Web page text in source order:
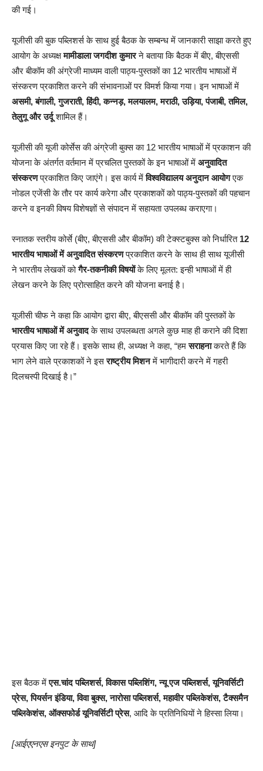
की गई।
यूजीसी की बुक पब्लिशर्स के साथ हुई बैठक के सम्बन्ध में जानकारी साझा करते हुए
आयोग के अध्यक्षमामीडाला जगदीश कुमारने बताया कि बैठक में बीए, बीएससी
और बीकॉम की अंग्रेजी माध्यम वाली पाठ्य-पुस्तकों का 12 भारतीय भाषाओं में
संस्करण प्रकाशित करने की संभावनाओं पर विमर्श किया गया। इन भाषाओं में
असमी, बंगाली, गुजराती, हिंदी, कन्नड़, मलयालम, मराठी, उड़िया, पंजाबी, तमिल,
तेलुगू और उर्दूशामिल हैं।
यूजीसी की यूजी कोर्सेस की अंग्रेजी बुक्स का 12 भारतीय भाषाओं में प्रकाशन की
योजना के अंतर्गत वर्तमान में प्रचलित पुस्तकों के इन भाषाओं में अनुवादित
संस्करणप्रकाशित किए जाएंगे। इस कार्य मेंविश्वविद्यालय अनुदान आयोगएक
नोडल एजेंसी के तौर पर कार्य करेगा और प्रकाशकों को पाठ्य-पुस्तकों की पहचान
करने व इनकी विषय विशेषज्ञों से संपादन में सहायता उपलब्ध कराएगा।
स्नातक स्तरीय कोर्से (बीए, बीएससी और बीकॉम) की टेक्स्टबुक्स को निर्धारित 12
भारतीय भाषाओं में अनुवादित संस्करणप्रकाशित करने के साथ ही साथ यूजीसी
ने भारतीय लेखकों कोगैर-तकनीकी विषयोंके लिए मूलत: इन्ही भाषाओं में ही
लेखन करने के लिए प्रोत्साहित करने की योजना बनाई है।
यूजीसी चीफ ने कहा कि आयोग द्वारा बीए, बीएससी और बीकॉम की पुस्तकों के
भारतीय भाषाओं में अनुवादके साथ उपलब्धता अगले कुछ माह ही कराने की दिशा
प्रयास किए जा रहे हैं। इसके साथ ही, अध्यक्ष ने कहा, “हमसराहनाकरते हैं कि
भाग लेने वाले प्रकाशकों ने इसराष्ट्रीय मिशनमें भागीदारी करने में गहरी
दिलचस्पी दिखाई है।”
इस बैठक मेंएस.चांद पब्लिशर्स, विकास पब्लिशिंग, न्यू एज पब्लिशर्स, यूनिवर्सिटी
प्रेस, पियर्सन इंडिया, विवा बुक्स, नारोसा पब्लिशर्स, महावीर पब्लिकेशंस, टैक्समैन
पब्लिकेशंस, ऑक्सफोर्ड यूनिवर्सिटी प्रेस, आदि के प्रतिनिधियों ने हिस्सा लिया।
[आईएएनएस इनपुट के साथ]